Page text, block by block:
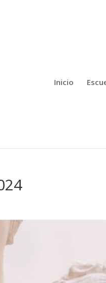
Inicio